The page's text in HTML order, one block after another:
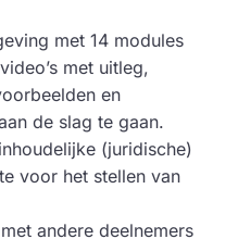
met 14 modules
met uitleg,
en
de slag te gaan.
(juridische)
voor het stellen van
andere deelnemers